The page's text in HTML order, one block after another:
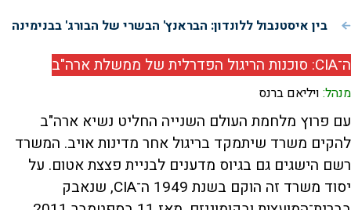
בין איסטנבול ללונדון: הבראנץ' הבשרי של הבורג' בבנימינה
ה־CIA: סוכנות הריגול הפדרלית של ממשלת ארה"ב
מנהל: ויליאם ברנס
עם פרוץ מלחמת העולם השנייה החליט נשיא ארה"ב
להקים משרד שיתמקד בריגול אחר מדינות אויב. המשרד
רשם הישגים גם בגיוס מדענים לבניית פצצת אטום. על
יסוד משרד זה הוקם בשנת 1949 ה־CIA, שנאבק